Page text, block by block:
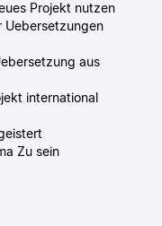
Projekt nutzen
Uebersetzungen
aus
international
Zu sein